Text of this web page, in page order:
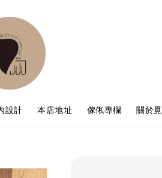
設計 本店地址 傢俬專欄 關於